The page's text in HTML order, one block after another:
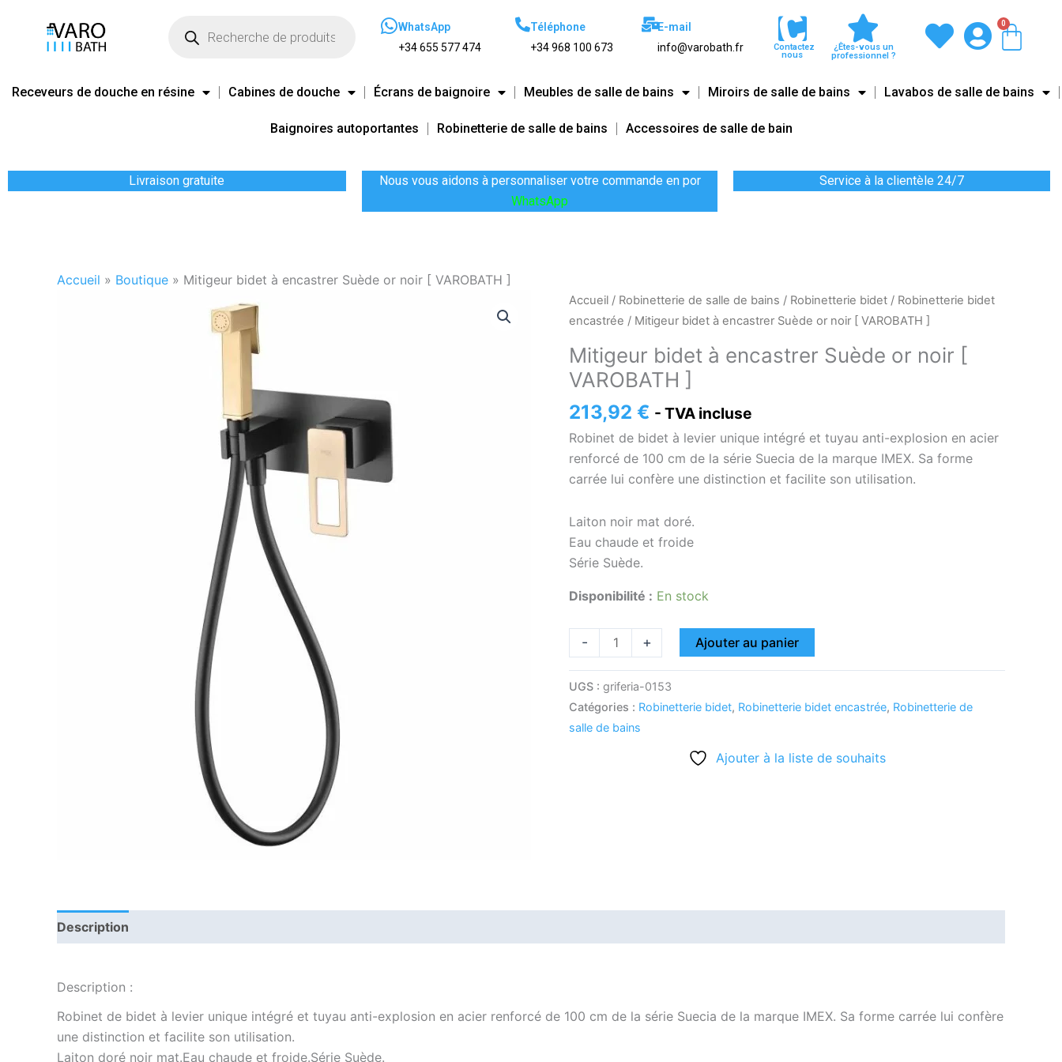
contenu
produits
WhatsApp
+34 655 577 474
Téléphone
+34 968 100 673
E-mail
info@varobath.fr
Contactez
nous
¿Êtes-vous un
professionnel ?
0
Receveurs de douche en résine Cabines de douche Écrans de baignoire Meubles de salle de bains Miroirs de salle de bains Lavabos de salle de bains
Baignoires autoportantes Robinetterie de salle de bains Accessoires de salle de bain
Livraison gratuite
Nous vous aidons à personnaliser votre commande en por
WhatsApp
Service à la clientèle 24/7
Accueil » Boutique » Mitigeur bidet à encastrer Suède or noir [ VAROBATH ]
Accueil / Robinetterie de salle de bains / Robinetterie bidet / Robinetterie bidet
encastrée / Mitigeur bidet à encastrer Suède or noir [ VAROBATH ]
Mitigeur bidet à encastrer Suède or noir [
VAROBATH ]
213,92 € - TVA incluse
Robinet de bidet à levier unique intégré et tuyau anti-explosion en acier
renforcé de 100 cm de la série Suecia de la marque IMEX. Sa forme
carrée lui confère une distinction et facilite son utilisation.
Laiton noir mat doré.
Eau chaude et froide
Série Suède.
Disponibilité : En stock
-
quantité
de
bidet
à
encastrer
Suède
or
noir
[
]
+ Ajouter au panier
UGS : griferia-0153
Catégories : Robinetterie bidet, Robinetterie bidet encastrée, Robinetterie de
salle de bains
Ajouter à la liste de souhaits
Description
Description :
Robinet de bidet à levier unique intégré et tuyau anti-explosion en acier renforcé de 100 cm de la série Suecia de la marque IMEX. Sa forme carrée lui confère
une distinction et facilite son utilisation.
Laiton doré noir mat.Eau chaude et froide.Série Suède.